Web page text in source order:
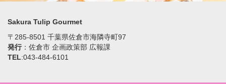
Sakura Tulip Gourmet
〒285-8501 千葉県佐倉市海隣寺町97
発行：佐倉市 企画政策部 広報課
TEL:043-484-6101